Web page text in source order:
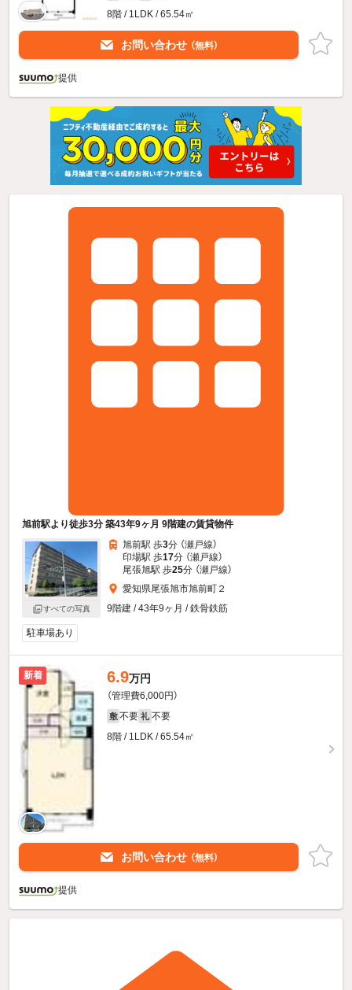
8階 / 1LDK / 65.54㎡
お問い合わせ （無料）
提供
旭前駅より徒歩3分 築43年9ヶ月 9階建の賃貸物件
すべての写真
旭前駅 歩3分 （瀬戸線）
印場駅 歩17分 （瀬戸線）
尾張旭駅 歩25分 （瀬戸線）
愛知県尾張旭市旭前町２
9階建 / 43年9ヶ月 / 鉄骨鉄筋
駐車場あり
新着 6.9万円
（管理費6,000円）
敷 不要 礼 不要
8階 / 1LDK / 65.54㎡
お問い合わせ （無料）
提供